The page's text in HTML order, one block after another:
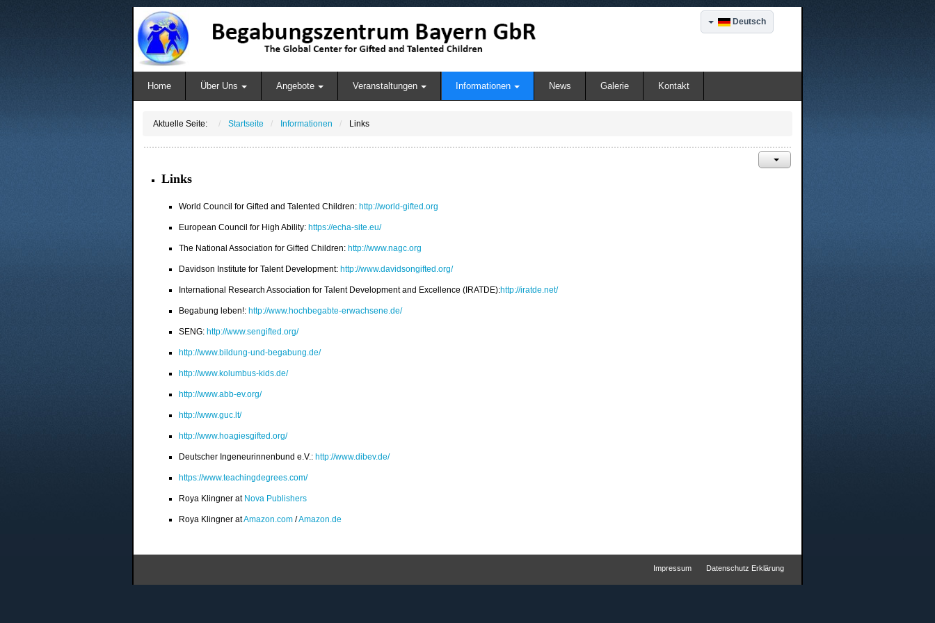
Deutsch
Home Über Uns Angebote Veranstaltungen Informationen News Galerie Kontakt
Aktuelle Seite: Startseite Informationen Links
Links
World Council for Gifted and Talented Children: http://world-gifted.org
European Council for High Ability: https://echa-site.eu/
The National Association for Gifted Children: http://www.nagc.org
Davidson Institute for Talent Development: http://www.davidsongifted.org/
International Research Association for Talent Development and Excellence (IRATDE):http://iratde.net/
Begabung leben!: http://www.hochbegabte-erwachsene.de/
SENG: http://www.sengifted.org/
http://www.bildung-und-begabung.de/
http://www.kolumbus-kids.de/
http://www.abb-ev.org/
http://www.guc.lt/
http://www.hoagiesgifted.org/
Deutscher Ingeneurinnenbund e.V.: http://www.dibev.de/
https://www.teachingdegrees.com/
Roya Klingner at Nova Publishers
Roya Klingner atAmazon.com /Amazon.de
Impressum Datenschutz Erklärung